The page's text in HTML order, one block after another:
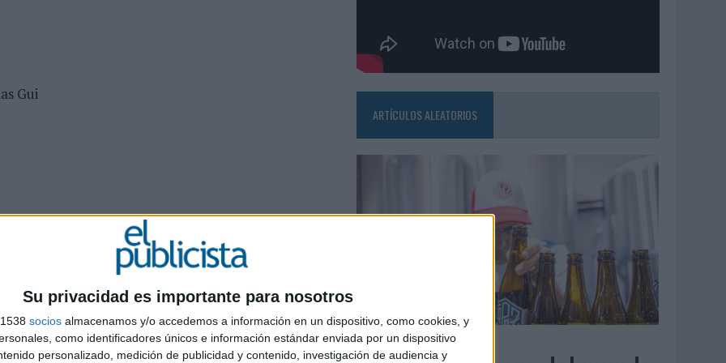
Su privacidad es importante para nosotros
socios almacenamos y/o accedemos a información en un dispositivo, como cookies, y
como identificadores únicos e información estándar enviada por un dispositivo
personalizado, medición de publicidad y contenido, investigación de audiencia y
SPAIN PARA SAMSUNG ELECTRONICS IBERIA
Gui
SHARE ENVIAR PIN
ARTÍCULOS ALEATORIOS
04/08/2026